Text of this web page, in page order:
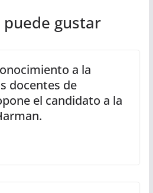
gustar
a la
docentes de
el candidato a la